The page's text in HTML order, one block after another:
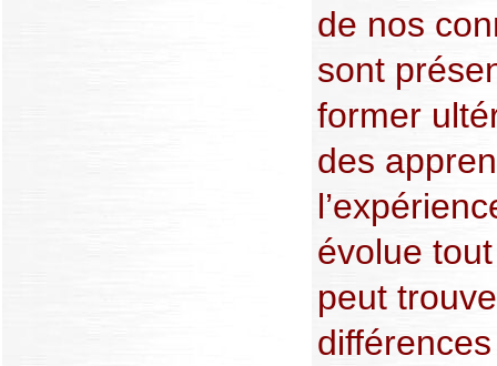
de nos
sont
former
des
évolue
peut